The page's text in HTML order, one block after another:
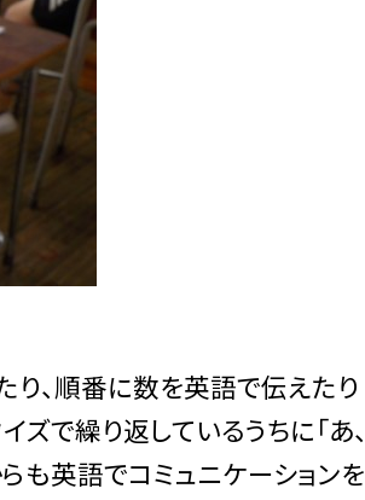
、順番に数を英語で伝えたり
ズで繰り返しているうちに「あ、
も英語でコミュニケーションを